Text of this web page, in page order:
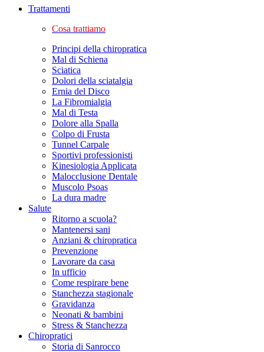
Trattamenti
Cosa trattiamo
Principi della chiropratica
Mal di Schiena
Sciatica
Dolori della sciatalgia
Ernia del Disco
La Fibromialgia
Mal di Testa
Dolore alla Spalla
Colpo di Frusta
Tunnel Carpale
Sportivi professionisti
Kinesiologia Applicata
Malocclusione Dentale
Muscolo Psoas
La dura madre
Salute
Ritorno a scuola?
Mantenersi sani
Anziani & chiropratica
Prevenzione
Lavorare da casa
In ufficio
Come respirare bene
Stanchezza stagionale
Gravidanza
Neonati & bambini
Stress & Stanchezza
Chiropratici
Storia di Sanrocco